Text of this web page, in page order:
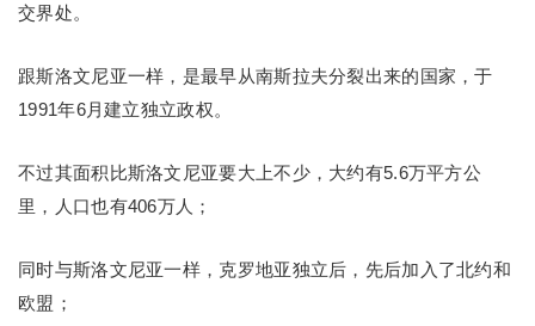
交界处。
跟斯洛文尼亚一样，是最早从南斯拉夫分裂出来的国家，于
1991年6月建立独立政权。
不过其面积比斯洛文尼亚要大上不少，大约有5.6万平方公
里，人口也有406万人；
同时与斯洛文尼亚一样，克罗地亚独立后，先后加入了北约和
欧盟；